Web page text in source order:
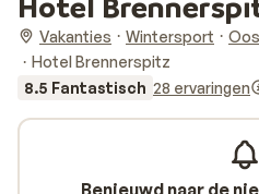
Vakanties Wintersport
Hotel Brennerspitz
8.5 Fantastisch 28 ervaringen
Benieuwd naar de